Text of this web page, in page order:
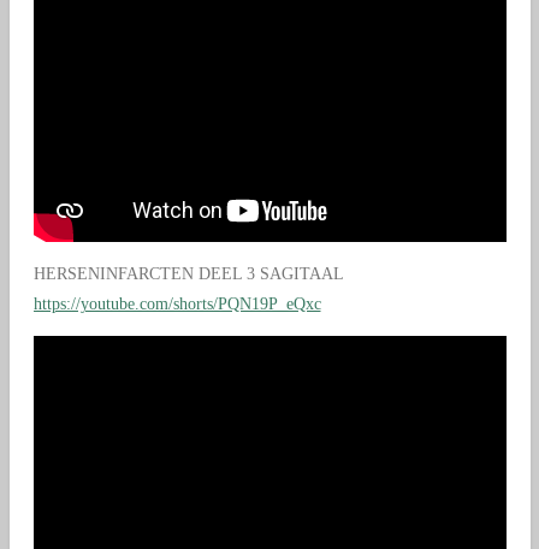
HERSENINFARCTEN DEEL 3 SAGITAAL
https://youtube.com/shorts/PQN19P_eQxc